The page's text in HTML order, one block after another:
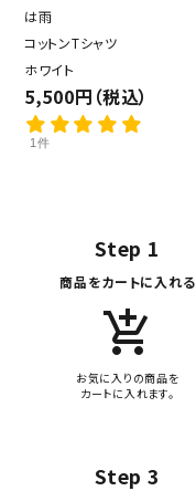
は雨
コットンTシャツ
ホワイト
5,500円（税込）
1件
Step 1
商品をカートに入れる
add_shopping_cart
お気に入りの商品を
カートに入れます。
Step 3